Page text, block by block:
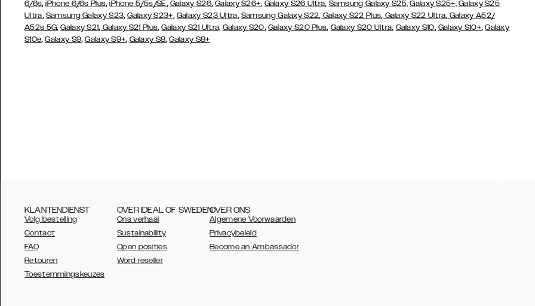
6/6s,iPhone 6/6s Plus,iPhone 5/5s/SE, Galaxy S26,Galaxy S26+, Galaxy S26 Ultra, Samsung Galaxy S25, Galaxy S25+, Galaxy S25
Ultra, Samsung Galaxy S23,Galaxy S23+, Galaxy S23 Ultra, Samsung Galaxy S22, Galaxy S22 Plus, Galaxy S22 Ultra, Galaxy A52/
A52s 5G,Galaxy S21, Galaxy S21 Plus,Galaxy S21 Ultra, Galaxy S20, Galaxy S20 Plus, Galaxy S20 Ultra, Galaxy S10, Galaxy S10+,Galaxy
S10e,Galaxy S9,Galaxy S9+, Galaxy S8,Galaxy S8+
KLANTENDIENST
Volg bestelling
Contact
FAQ
Retouren
Toestemmingskeuzes
OVER IDEAL OF SWEDEN
Ons verhaal
Sustainability
Open posities
Word reseller
OVER ONS
Algemene Voorwaarden
Privacybeleid
Become an Ambassador
AUSTRALIA